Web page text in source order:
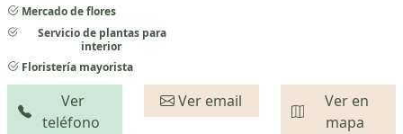
Mercado de flores
Servicio de plantas para
interior
Floristería mayorista
Ver
teléfono
Ver email
Ver en
mapa